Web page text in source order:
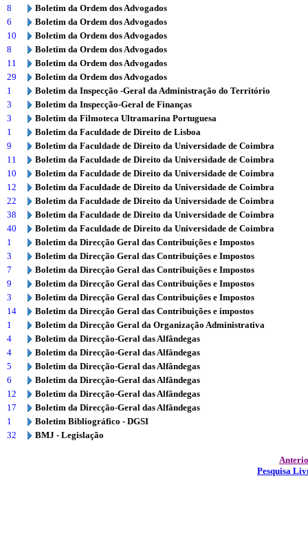
8
Boletim da Ordem dos Advogados
6
Boletim da Ordem dos Advogados
10
Boletim da Ordem dos Advogados
8
Boletim da Ordem dos Advogados
11
Boletim da Ordem dos Advogados
29
Boletim da Ordem dos Advogados
1
Boletim da Inspecção -Geral da Administração do Território
3
Boletim da Inspecção-Geral de Finanças
3
Boletim da Filmoteca Ultramarina Portuguesa
1
Boletim da Faculdade de Direito de Lisboa
9
Boletim da Faculdade de Direito da Universidade de Coimbra
11
Boletim da Faculdade de Direito da Universidade de Coimbra
10
Boletim da Faculdade de Direito da Universidade de Coimbra
12
Boletim da Faculdade de Direito da Universidade de Coimbra
22
Boletim da Faculdade de Direito da Universidade de Coimbra
38
Boletim da Faculdade de Direito da Universidade de Coimbra
40
Boletim da Faculdade de Direito da Universidade de Coimbra
1
Boletim da Direcção Geral das Contribuições e Impostos
3
Boletim da Direcção Geral das Contribuições e Impostos
7
Boletim da Direcção Geral das Contribuições e Impostos
9
Boletim da Direcção Geral das Contribuições e Impostos
3
Boletim da Direcção Geral das Contribuições e Impostos
14
Boletim da Direcção Geral das Contribuições e impostos
1
Boletim da Direcção Geral da Organização Administrativa
4
Boletim da Direcção-Geral das Alfândegas
4
Boletim da Direcção-Geral das Alfândegas
5
Boletim da Direcção-Geral das Alfândegas
6
Boletim da Direcção-Geral das Alfândegas
12
Boletim da Direcção-Geral das Alfândegas
17
Boletim da Direcção-Geral das Alfândegas
1
Boletim Bibliográfico - DGSI
32
BMJ - Legislação
Pesquisa